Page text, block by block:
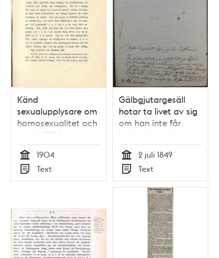
Känd
sexualupplysare om
homosexualitet och
onani 1904
Tid
1904
Typ
Text
Gälbgjutargesäll
hotar ta livet av sig
om han inte får
byta arbetsgivare –
brev till polisen 1849
Tid
2 juli 1849
Typ
Text